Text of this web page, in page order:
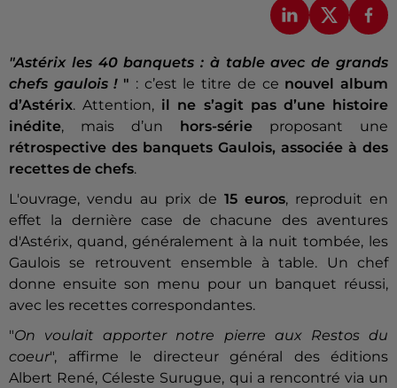
"Astérix les 40 banquets : à table avec de grands
chefs gaulois !" : c’est le titre de ce nouvel album
d’Astérix. Attention, il ne s’agit pas d’une histoire
inédite, mais d’un hors-série proposant une
rétrospective des banquets Gaulois, associée à des
recettes de chefs.
L'ouvrage, vendu au prix de 15 euros, reproduit en
effet la dernière case de chacune des aventures
d'Astérix, quand, généralement à la nuit tombée, les
Gaulois se retrouvent ensemble à table. Un chef
donne ensuite son menu pour un banquet réussi,
avec les recettes correspondantes.
"On voulait apporter notre pierre aux Restos du
coeur", affirme le directeur général des éditions
Albert René, Céleste Surugue, qui a rencontré via un